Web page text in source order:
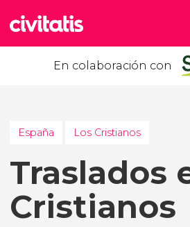
En colaboración con
España Los Cristianos
Traslados
Cristianos